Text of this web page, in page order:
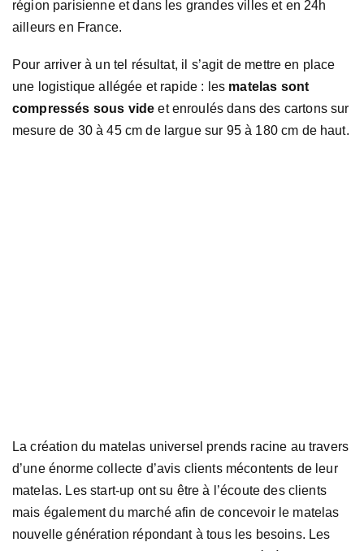
région parisienne et dans les grandes villes et en 24h
ailleurs en France.
Pour arriver à un tel résultat, il s’agit de mettre en place
une logistique allégée et rapide : les matelas sont
compressés sous vide et enroulés dans des cartons sur
mesure de 30 à 45 cm de largue sur 95 à 180 cm de haut.
La création du matelas universel prends racine au travers
d’une énorme collecte d’avis clients mécontents de leur
matelas. Les start-up ont su être à l’écoute des clients
mais également du marché afin de concevoir le matelas
nouvelle génération répondant à tous les besoins. Les